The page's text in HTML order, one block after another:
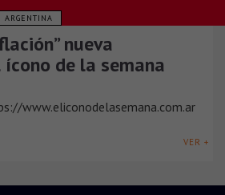
ARGENTINA
nueva
de la semana
www.eliconodelasemana.com.ar
VER +